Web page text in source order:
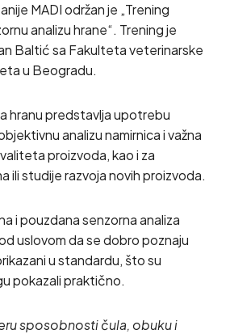
MADI održan je „Trening
analizu hrane“. Trening je
Baltić sa Fakulteta veterinarske
u Beogradu.
hranu predstavlja upotrebu
analizu namirnica i važna
proizvoda, kao i za
ili studije razvoja novih proizvoda.
i pouzdana senzorna analiza
uslovom da se dobro poznaju
u standardu, što su
pokazali praktično.
sposobnosti čula, obuku i